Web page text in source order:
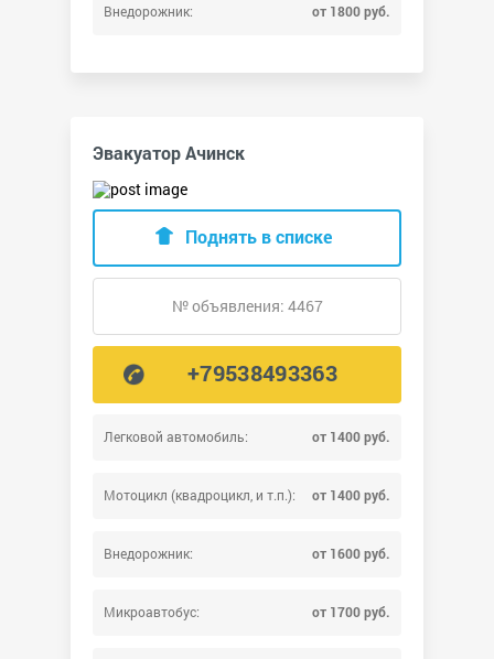
Внедорожник: от 1800 руб.
Эвакуатор Ачинск
Легковой автомобиль: от 1400 руб.
Мотоцикл (квадроцикл, и т.п.): от 1400 руб.
Внедорожник: от 1600 руб.
Микроавтобус: от 1700 руб.
Поднять в списке
№ объявления: 4467
+79538493363